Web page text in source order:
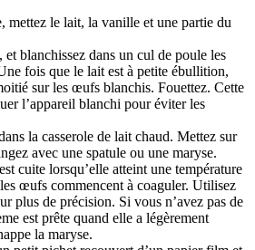
mettez le lait, la vanille et une partie du
et blanchissez dans un cul de poule les
fois que le lait est à petite ébullition,
sur les œufs blanchis. Fouettez. Cette
l’appareil blanchi pour éviter les
la casserole de lait chaud. Mettez sur
avec une spatule ou une maryse.
cuite lorsqu’elle atteint une température
œufs commencent à coaguler. Utilisez
plus de précision. Si vous n’avez pas de
est prête quand elle a légèrement
la maryse.